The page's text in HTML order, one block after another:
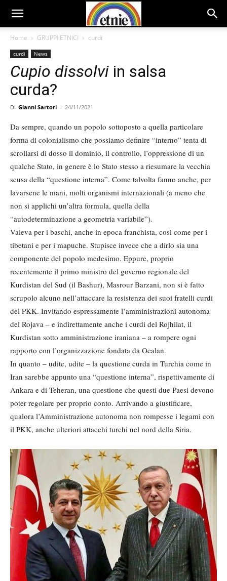
Home GRUPPI ETNICI curdi
curdi News
Cupio dissolvi in salsa
curda?
Di Gianni Sartori - 24/11/2021
Da sempre, quando un popolo sottoposto a quella particolare
forma di colonialismo che possiamo definire “interno” tenta di
scrollarsi di dosso il dominio, il controllo, l’oppressione di un
qualche Stato, in genere è lo Stato stesso a riesumare la vecchia
scusa della “questione interna”. Come talvolta fanno anche, per
lavarsene le mani, molti organismi internazionali (a meno che
non si applichi un’altra formula, quella della
“autodeterminazione a geometria variabile”).
Valeva per i baschi, anche in epoca franchista, così come per i
tibetani e per i mapuche. Stupisce invece che a dirlo sia una
componente del popolo medesimo. Eppure, proprio
recentemente il primo ministro del governo regionale del
Kurdistan del Sud (il Bashur), Masrour Barzani, non si è fatto
scrupolo alcuno nell’attaccare la resistenza dei suoi fratelli curdi
del PKK. Invitando espressamente l’amministrazioni autonoma
del Rojava – e indirettamente anche i curdi del Rojhilat, il
Kurdistan sotto amministrazione iraniana – a rompere ogni
rapporto con l’organizzazione fondata da Ocalan.
In quanto – udite, udite – la questione curda in Turchia come in
Iran sarebbe appunto una “questione interna”, rispettivamente di
Ankara e di Teheran, una questione che questi due Paesi devono
poter regolare per proprio conto. Arrivando a giustificare,
qualora l’Amministrazione autonoma non rompesse i legami con
il PKK, anche ulteriori attacchi turchi nel nord della Siria.